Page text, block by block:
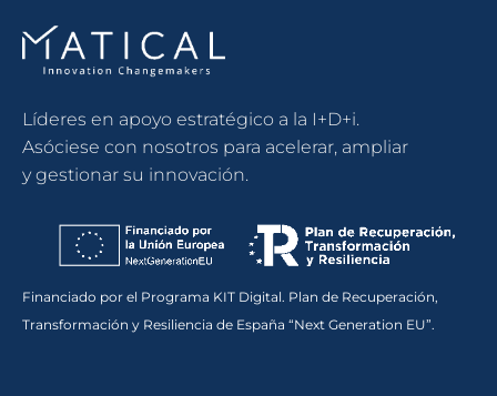
Líderes en apoyo estratégico a la I+D+i.
Asóciese con nosotros para acelerar, ampliar
y gestionar su innovación.
Financiado por el Programa KIT Digital. Plan de Recuperación,
Transformación y Resiliencia de España “Next Generation EU”.